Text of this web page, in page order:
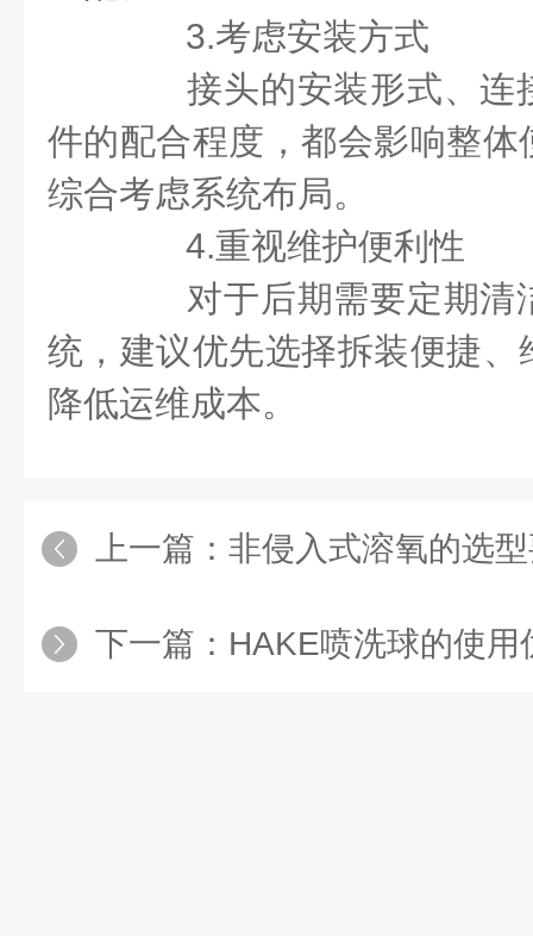
3.考虑安装方式
接头的安装形式、连
件的配合程度，都会影响整
综合考虑系统布局。
4.重视维护便利性
对于后期需要定期清
统，建议优先选择拆装便捷
降低运维成本。
上一篇： 非侵入式溶氧的选
下一篇： HAKE喷洗球的使用